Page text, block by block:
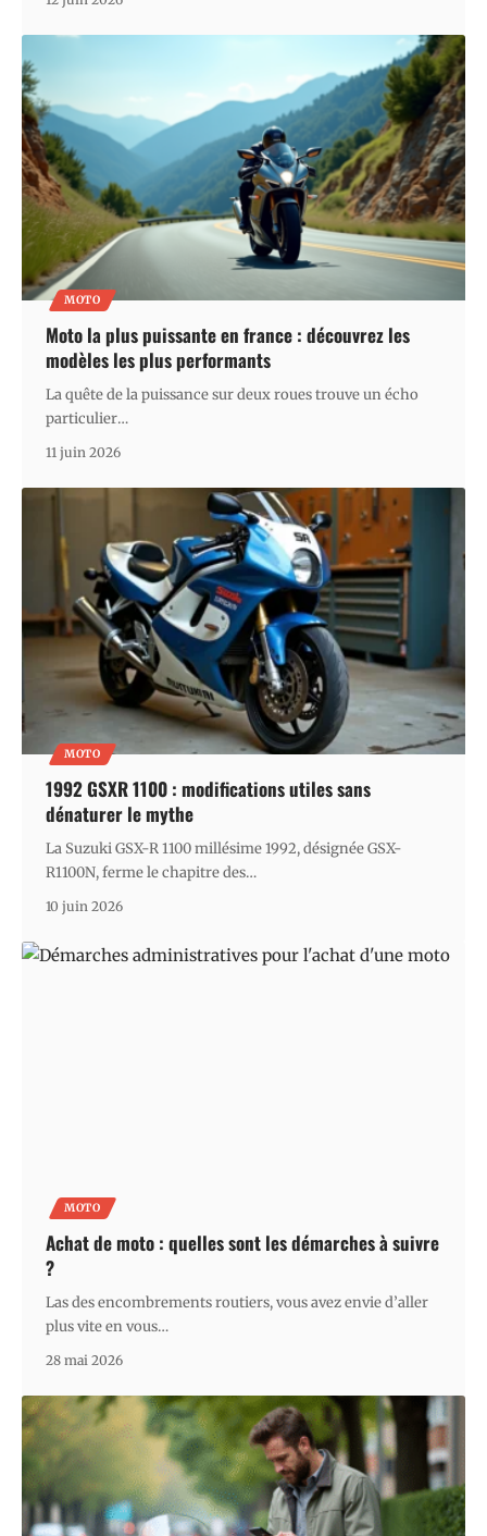
MOTO
Moto la plus puissante en france : découvrez les
modèles les plus performants
La quête de la puissance sur deux roues trouve un écho
particulier…
11 juin 2026
MOTO
1992 GSXR 1100 : modifications utiles sans
dénaturer le mythe
La Suzuki GSX-R 1100 millésime 1992, désignée GSX-
R1100N, ferme le chapitre des…
10 juin 2026
MOTO
Achat de moto : quelles sont les démarches à suivre
?
Las des encombrements routiers, vous avez envie d’aller
plus vite en vous…
28 mai 2026